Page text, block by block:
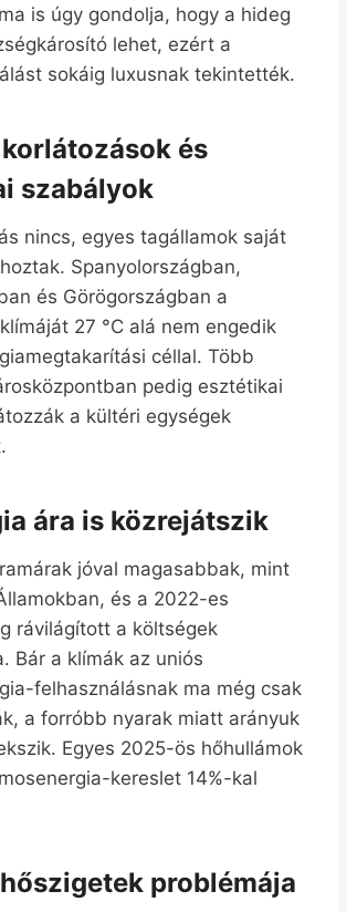
is úgy gondolja, hogy a hideg
lehet, ezért a
sokáig luxusnak tekintették.
és
szabályok
nincs, egyes tagállamok saját
Spanyolországban,
és Görögországban a
27 °C alá nem engedik
céllal. Több
pedig esztétikai
a kültéri egységek
ára is közrejátszik
jóval magasabbak, mint
és a 2022-es
rávilágított a költségek
Bár a klímák az uniós
felhasználásnak ma még csak
a forróbb nyarak miatt arányuk
Egyes 2025-ös hőhullámok
kereslet 14%-kal
problémája